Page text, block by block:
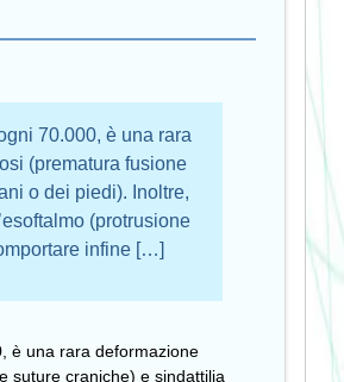
70.000, è una rara
(prematura fusione
o dei piedi). Inoltre,
(protrusione
infine […]
è una rara deformazione
suture craniche) e sindattilia